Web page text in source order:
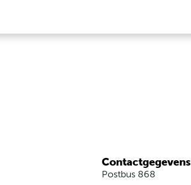
Contactgegevens
Postbus 868